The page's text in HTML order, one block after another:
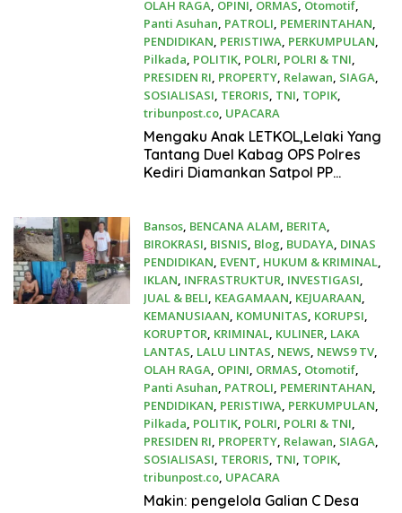
OLAH RAGA, OPINI, ORMAS, Otomotif,
Panti Asuhan, PATROLI, PEMERINTAHAN,
PENDIDIKAN, PERISTIWA, PERKUMPULAN,
Pilkada, POLITIK, POLRI, POLRI & TNI,
PRESIDEN RI, PROPERTY, Relawan, SIAGA,
SOSIALISASI, TERORIS, TNI, TOPIK,
tribunpost.co, UPACARA
19 November 2024
Mengaku Anak LETKOL,Lelaki Yang
Tantang Duel Kabag OPS Polres
Kediri Diamankan Satpol PP
Bansos, BENCANA ALAM, BERITA,
BIROKRASI, BISNIS, Blog, BUDAYA, DINAS
PENDIDIKAN, EVENT, HUKUM & KRIMINAL,
IKLAN, INFRASTRUKTUR, INVESTIGASI,
JUAL & BELI, KEAGAMAAN, KEJUARAAN,
KEMANUSIAAN, KOMUNITAS, KORUPSI,
KORUPTOR, KRIMINAL, KULINER, LAKA
LANTAS, LALU LINTAS, NEWS, NEWS9 TV,
OLAH RAGA, OPINI, ORMAS, Otomotif,
Panti Asuhan, PATROLI, PEMERINTAHAN,
PENDIDIKAN, PERISTIWA, PERKUMPULAN,
Pilkada, POLITIK, POLRI, POLRI & TNI,
PRESIDEN RI, PROPERTY, Relawan, SIAGA,
SOSIALISASI, TERORIS, TNI, TOPIK,
tribunpost.co, UPACARA
10 November 2024
Makin: pengelola Galian C Desa